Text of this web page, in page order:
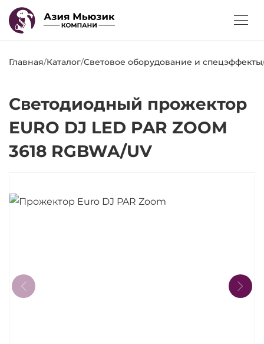
Главная/Каталог/Световое оборудование и спецэффекты
Светодиодный прожектор
EURO DJ LED PAR ZOOM
3618 RGBWA/UV